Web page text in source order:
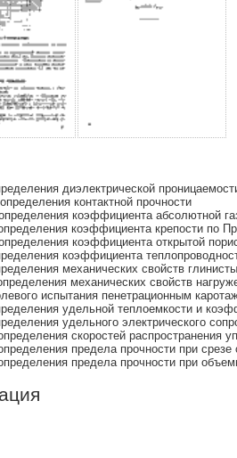
диэлектрической
контактной прочности
коэффициента абсолютной
коэффициента крепости по
коэффициента открытой
коэффициента
механических свойств
механических свойств
испытания пенетрационным
удельной теплоемкости и
удельного электрического
скоростей распространения
предела прочности при срезе
предела прочности при